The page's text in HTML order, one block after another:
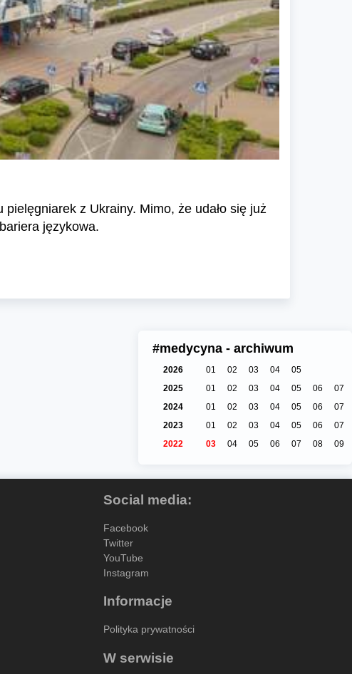
z Ukrainy. Mimo, że udało się już
językowa.
#medycyna - archiwum
2026 01 02 03 04
05
2025
01 02 03 04 05 06
07
2024
01 02 03 04 05 06
07
2023
01 02 03 04 05 06
07
2022
03 04 05 06 07 08 09
Social media:
Facebook
Twitter
YouTube
Instagram
Informacje
Polityka prywatności
W serwisie